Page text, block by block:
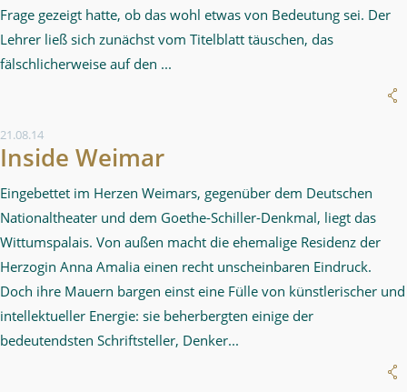
Frage gezeigt hatte, ob das wohl etwas von Bedeutung sei. Der
Lehrer ließ sich zunächst vom Titelblatt täuschen, das
fälschlicherweise auf den ...
21.08.14
Inside Weimar
Eingebettet im Herzen Weimars, gegenüber dem Deutschen
Nationaltheater und dem Goethe-Schiller-Denkmal, liegt das
Wittumspalais. Von außen macht die ehemalige Residenz der
Herzogin Anna Amalia einen recht unscheinbaren Eindruck.
Doch ihre Mauern bargen einst eine Fülle von künstlerischer und
intellektueller Energie: sie beherbergten einige der
bedeutendsten Schriftsteller, Denker...